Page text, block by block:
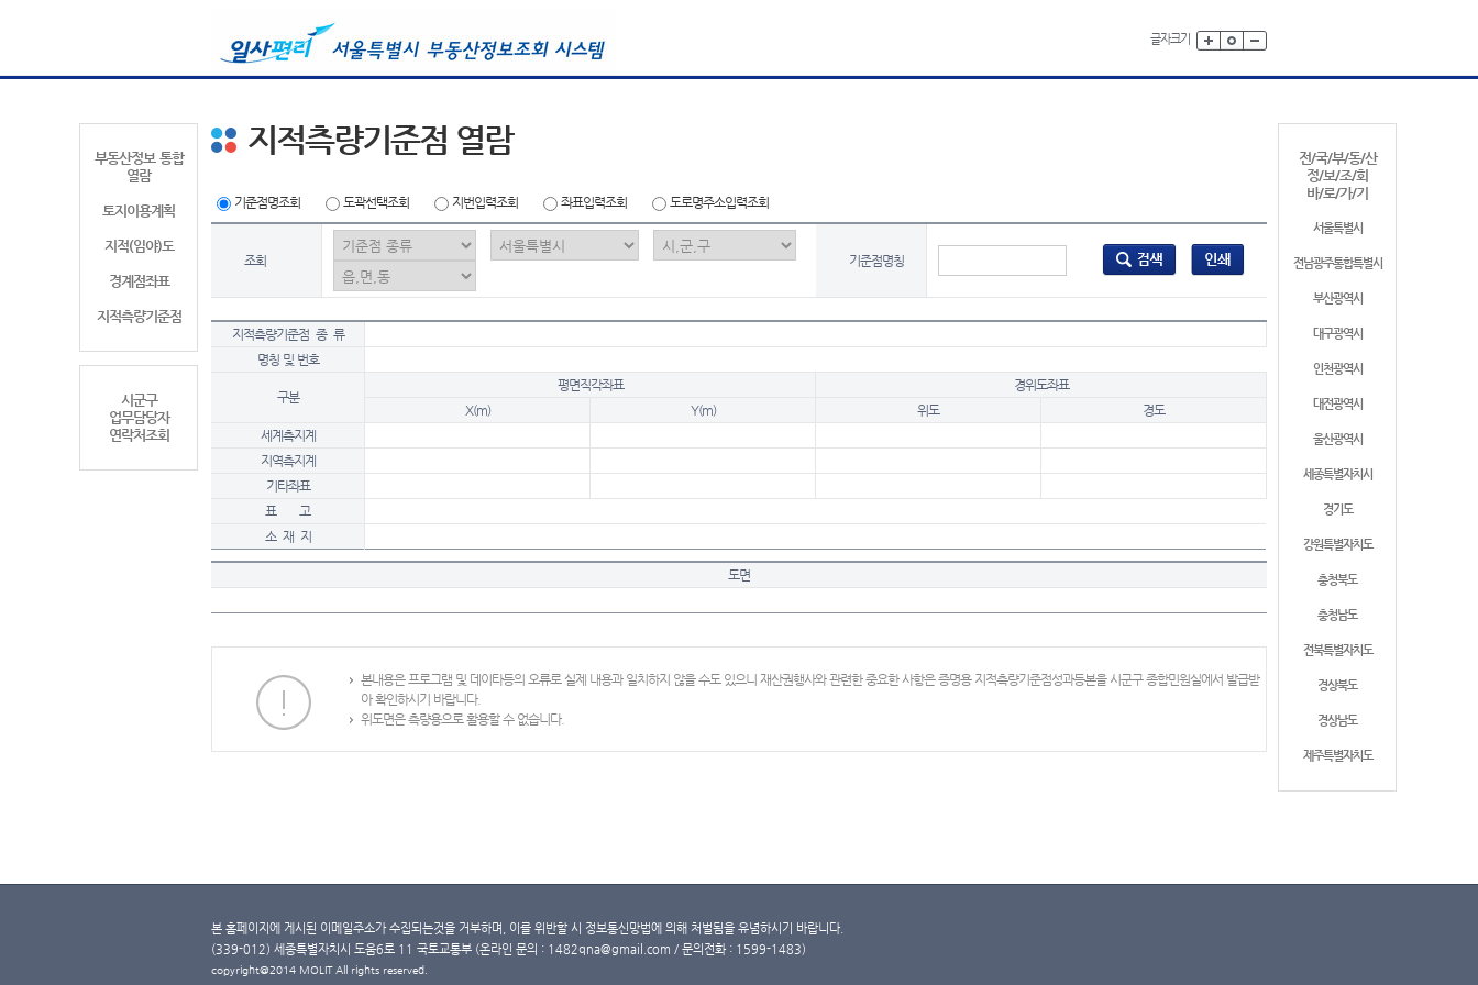
글자크기
부동산정보 통합
열람
토지이용계획
지적(임야)도
경계점좌표
지적측량기준점
시군구
업무담당자
연락처조회
전/국/부/동/산
정/보/조/회
바/로/가/기
서울특별시
전남광주통합특별시
부산광역시
대구광역시
인천광역시
대전광역시
울산광역시
세종특별자치시
경기도
강원특별자치도
충청북도
충청남도
전북특별자치도
경상북도
경상남도
제주특별자치도
지적측량기준점 열람
기준점명조회 도곽선택조회 지번입력조회 좌표입력조회 도로명주소입력조회
조회 기준점명칭
지적측량기준점 종 류
명칭 및 번호
구분
평면직각좌표
경위도좌표
X(m)
Y(m) 위도
경도
세계측지계
지역측지계
기타좌표
표 고
소 재 지
도면
본내용은 프로그램 및 데이타등의 오류로 실제 내용과 일치하지 않을 수도 있으니 재산권행사와 관련한 중요한 사항은 증명용 지적측량기준점성과등본을 시군구 종합민원실에서 발급받
아 확인하시기 바랍니다.
위도면은 측량용으로 활용할 수 없습니다.
본 홈페이지에 게시된 이메일주소가 수집되는것을 거부하며, 이를 위반할 시 정보통신망법에 의해 처벌됨을 유념하시기 바랍니다.
(339-012) 세종특별자치시 도움6로 11 국토교통부 (온라인 문의 : 1482qna@gmail.com / 문의전화 : 1599-1483)
copyright@2014 MOLIT All rights reserved.